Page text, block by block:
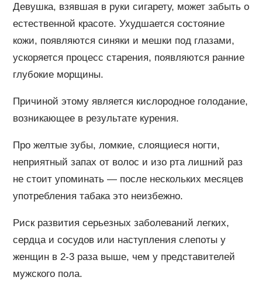
Девушка, взявшая в руки сигарету, может забыть о
естественной красоте. Ухудшается состояние
кожи, появляются синяки и мешки под глазами,
ускоряется процесс старения, появляются ранние
глубокие морщины.
Причиной этому является кислородное голодание,
возникающее в результате курения.
Про желтые зубы, ломкие, слоящиеся ногти,
неприятный запах от волос и изо рта лишний раз
не стоит упоминать — после нескольких месяцев
употребления табака это неизбежно.
Риск развития серьезных заболеваний легких,
сердца и сосудов или наступления слепоты у
женщин в 2-3 раза выше, чем у представителей
мужского пола.